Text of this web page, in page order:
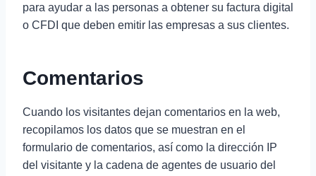
para ayudar a las personas a obtener su factura digital
o CFDI que deben emitir las empresas a sus clientes.
Comentarios
Cuando los visitantes dejan comentarios en la web,
recopilamos los datos que se muestran en el
formulario de comentarios, así como la dirección IP
del visitante y la cadena de agentes de usuario del